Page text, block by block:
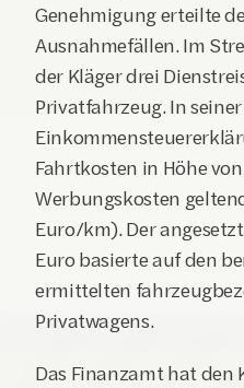
Genehmigung erteilte
Ausnahmefällen. Im
der Kläger drei
Privatfahrzeug. In seiner
Fahrtkosten in Höhe
Werbungskosten
Euro/km). Der
Euro basierte auf den
ermittelten
Privatwagens.
Das Finanzamt hat den